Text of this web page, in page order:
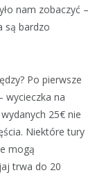
nam zobaczyć –
są bardzo
Po pierwsze
wycieczka na
25€ nie
Niektóre tury
mogą
trwa do 20